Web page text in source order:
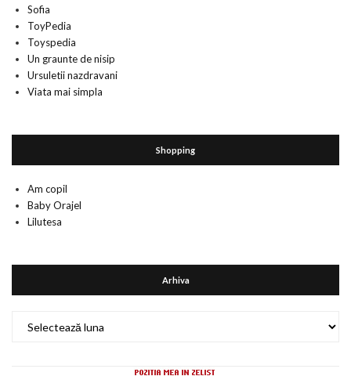
Sofia
ToyPedia
Toyspedia
Un graunte de nisip
Ursuletii nazdravani
Viata mai simpla
Shopping
Am copil
Baby Orajel
Lilutesa
Arhiva